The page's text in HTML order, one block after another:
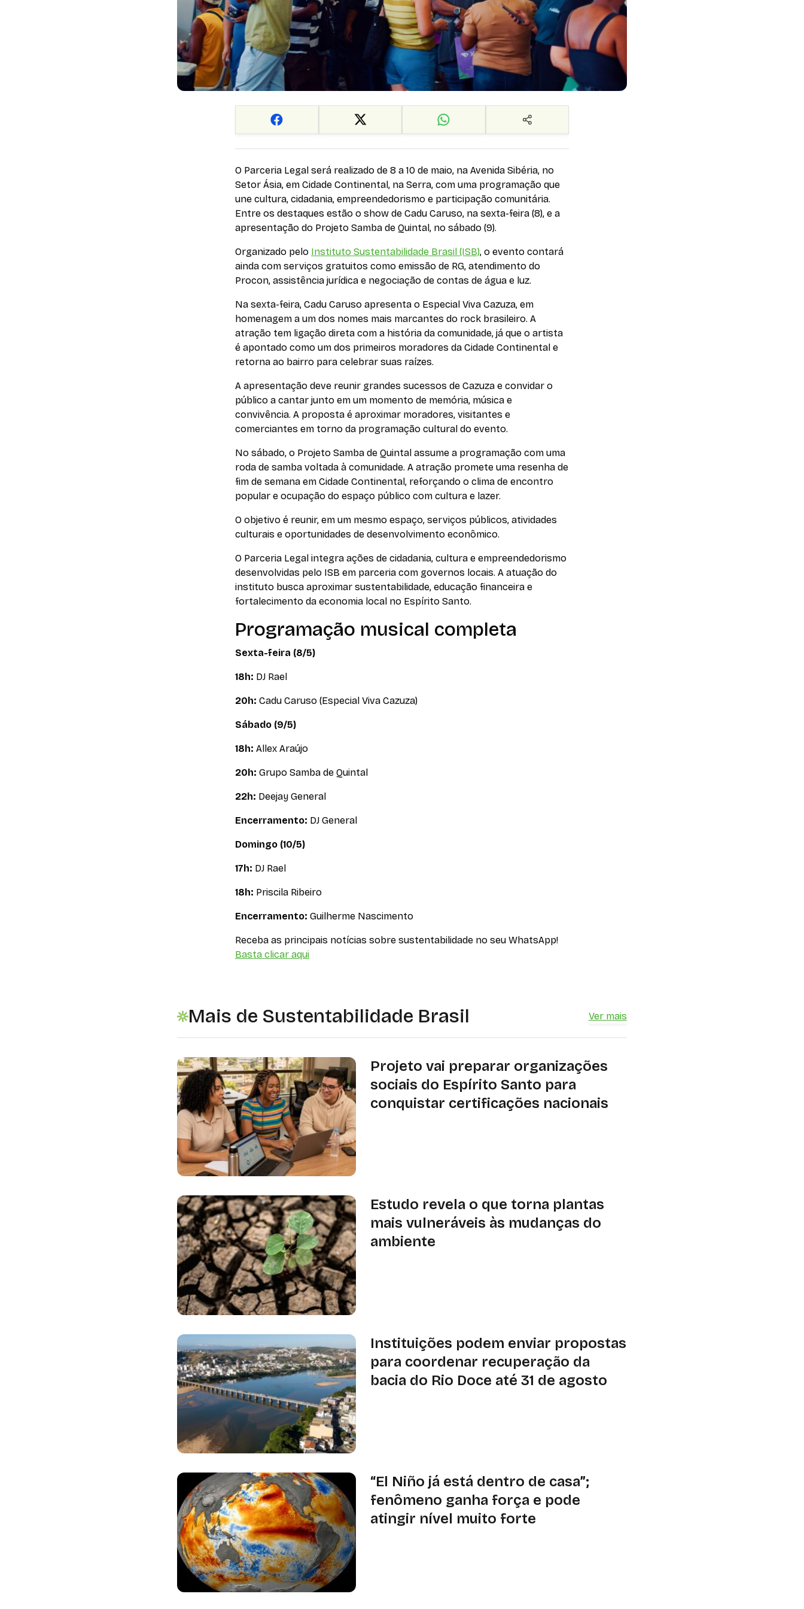
O Parceria Legal será realizado de 8 a 10 de maio, na Avenida Sibéria, no
Setor Ásia, em Cidade Continental, na Serra, com uma programação que
une cultura, cidadania, empreendedorismo e participação comunitária.
Entre os destaques estão o show de Cadu Caruso, na sexta-feira (8), e a
apresentação do Projeto Samba de Quintal, no sábado (9).
Organizado pelo Instituto Sustentabilidade Brasil (ISB), o evento contará
ainda com serviços gratuitos como emissão de RG, atendimento do
Procon, assistência jurídica e negociação de contas de água e luz.
Na sexta-feira, Cadu Caruso apresenta o Especial Viva Cazuza, em
homenagem a um dos nomes mais marcantes do rock brasileiro. A
atração tem ligação direta com a história da comunidade, já que o artista
é apontado como um dos primeiros moradores da Cidade Continental e
retorna ao bairro para celebrar suas raízes.
A apresentação deve reunir grandes sucessos de Cazuza e convidar o
público a cantar junto em um momento de memória, música e
convivência. A proposta é aproximar moradores, visitantes e
comerciantes em torno da programação cultural do evento.
No sábado, o Projeto Samba de Quintal assume a programação com uma
roda de samba voltada à comunidade. A atração promete uma resenha de
fim de semana em Cidade Continental, reforçando o clima de encontro
popular e ocupação do espaço público com cultura e lazer.
O objetivo é reunir, em um mesmo espaço, serviços públicos, atividades
culturais e oportunidades de desenvolvimento econômico.
O Parceria Legal integra ações de cidadania, cultura e empreendedorismo
desenvolvidas pelo ISB em parceria com governos locais. A atuação do
instituto busca aproximar sustentabilidade, educação financeira e
fortalecimento da economia local no Espírito Santo.
Programação musical completa
Sexta-feira (8/5)
18h: DJ Rael
20h: Cadu Caruso (Especial Viva Cazuza)
Sábado (9/5)
18h: Allex Araújo
20h: Grupo Samba de Quintal
22h: Deejay General
Encerramento: DJ General
Domingo (10/5)
17h: DJ Rael
18h: Priscila Ribeiro
Encerramento: Guilherme Nascimento
Receba as principais notícias sobre sustentabilidade no seu WhatsApp!
Basta clicar aqui
Mais de Sustentabilidade Brasil Ver mais
Projeto vai preparar organizações
sociais do Espírito Santo para
conquistar certificações nacionais
Estudo revela o que torna plantas
mais vulneráveis às mudanças do
ambiente
Instituições podem enviar propostas
para coordenar recuperação da
bacia do Rio Doce até 31 de agosto
“El Niño já está dentro de casa”;
fenômeno ganha força e pode
atingir nível muito forte